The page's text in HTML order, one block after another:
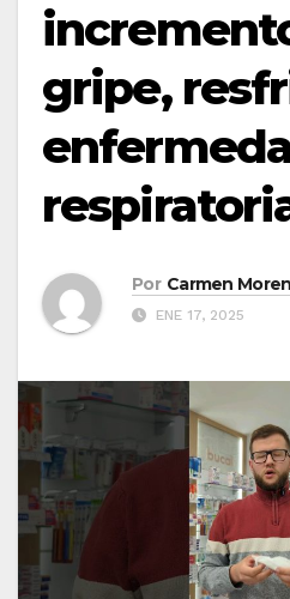
gripe,
Por Carmen
ENE 17, 2025